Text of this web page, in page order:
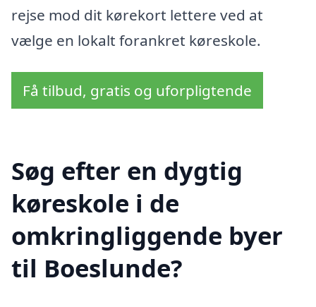
rejse mod dit kørekort lettere ved at
vælge en lokalt forankret køreskole.
Få tilbud, gratis og uforpligtende
Søg efter en dygtig
køreskole i de
omkringliggende byer
til Boeslunde?